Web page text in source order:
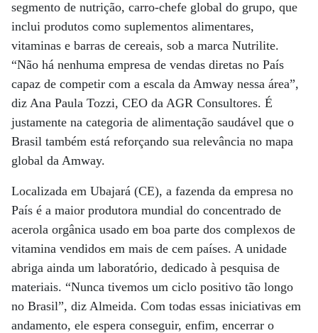
segmento de nutrição, carro-chefe global do grupo, que
inclui produtos como suplementos alimentares,
vitaminas e barras de cereais, sob a marca Nutrilite.
“Não há nenhuma empresa de vendas diretas no País
capaz de competir com a escala da Amway nessa área”,
diz Ana Paula Tozzi, CEO da AGR Consultores. É
justamente na categoria de alimentação saudável que o
Brasil também está reforçando sua relevância no mapa
global da Amway.
Localizada em Ubajará (CE), a fazenda da empresa no
País é a maior produtora mundial do concentrado de
acerola orgânica usado em boa parte dos complexos de
vitamina vendidos em mais de cem países. A unidade
abriga ainda um laboratório, dedicado à pesquisa de
materiais. “Nunca tivemos um ciclo positivo tão longo
no Brasil”, diz Almeida. Com todas essas iniciativas em
andamento, ele espera conseguir, enfim, encerrar o